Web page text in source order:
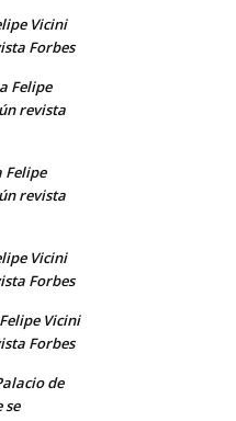
Vicini
Forbes
Felipe
revista
Felipe
revista
Vicini
Forbes
Vicini
Forbes
de
se